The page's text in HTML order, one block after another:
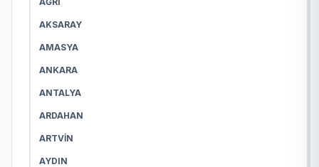
AKSARAY
AMASYA
ANKARA
ANTALYA
ARDAHAN
ARTVIN
AYDIN